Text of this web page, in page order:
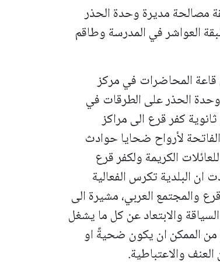
مصالحة مديرة وحدة الحذر
العواشر في المدرسة وطاقم
قاعة المحاضرات في مركز
الحذر على الطرقات في
كفر قرع الى مراكز
لأرواح ضحايا حوادث
الكريمة ولكفر قرع
ان البلدية تكرس الفعالية
والمجتمع العربي، مشيرة الى
والابتعاد عن كل ما يشغل
من الممكن ان يكون ضحيةً او
والاعتباطية.